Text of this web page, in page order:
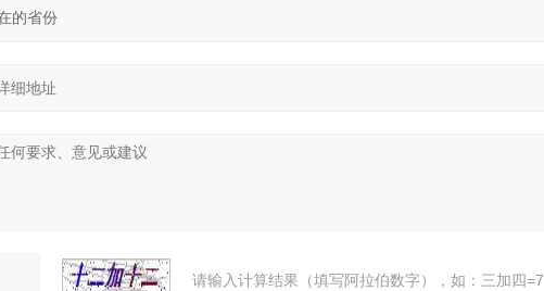
请输入计算结果（填写阿拉伯数字），如：三加四=7